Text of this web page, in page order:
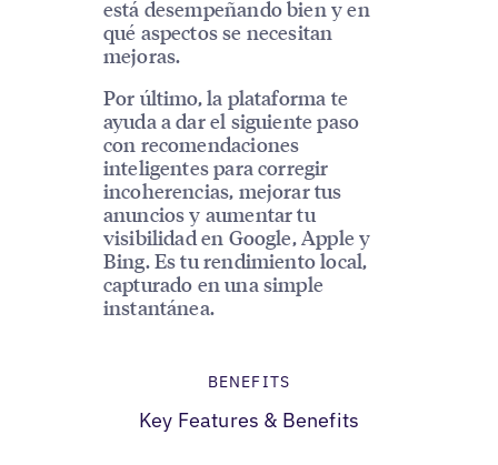
está desempeñando bien y en
qué aspectos se necesitan
mejoras.
Por último, la plataforma te
ayuda a dar el siguiente paso
con recomendaciones
inteligentes para corregir
incoherencias, mejorar tus
anuncios y aumentar tu
visibilidad en Google, Apple y
Bing. Es tu rendimiento local,
capturado en una simple
instantánea.
BENEFITS
Key Features & Benefits